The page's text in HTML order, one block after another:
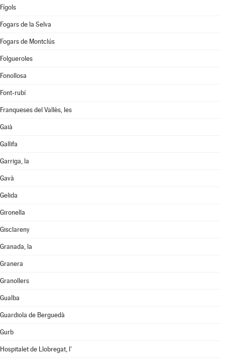
Fígols
Fogars de la Selva
Fogars de Montclús
Folgueroles
Fonollosa
Font-rubí
Franqueses del Vallès, les
Gaià
Gallifa
Garriga, la
Gavà
Gelida
Gironella
Gisclareny
Granada, la
Granera
Granollers
Gualba
Guardiola de Berguedà
Gurb
Hospitalet de Llobregat, l'